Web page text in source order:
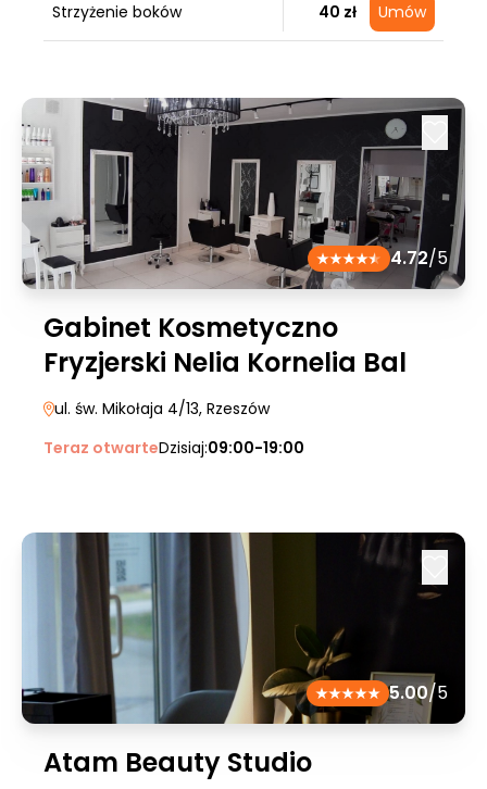
Strzyżenie boków 40 zł Umów
4.72/5
Gabinet Kosmetyczno
Fryzjerski Nelia Kornelia Bal
ul. św. Mikołaja 4/13, Rzeszów
Teraz otwarteDzisiaj:09:00-19:00
5.00/5
Atam Beauty Studio